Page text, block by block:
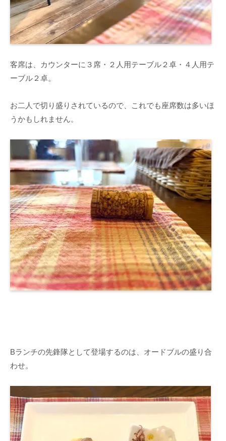
客席は、カウンターに３席・２人用テーブル２卓・４人用テ
ーブル２卓。
お二人で切り盛りされているので、これでも座席数は多いほ
うかもしれません。
Bランチの先鋒隊として登場するのは、オードブルの盛り合
わせ。